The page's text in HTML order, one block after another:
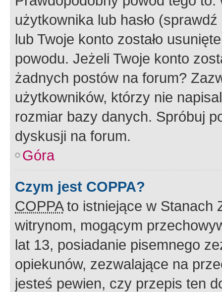
użytkownika lub hasło
lub Twoje konto zostało
powodu. Jeżeli Twoje konto
żadnych postów na forum?
użytkowników, którzy nie
rozmiar bazy danych. Spróbuj
dyskusji na forum.
Góra
Czym jest COPPA?
COPPAto istniejące w Stanach
witrynom, mogącym
lat 13, posiadanie pisemnego
opiekunów, zezwalające na
jesteś pewien, czy przepis ten